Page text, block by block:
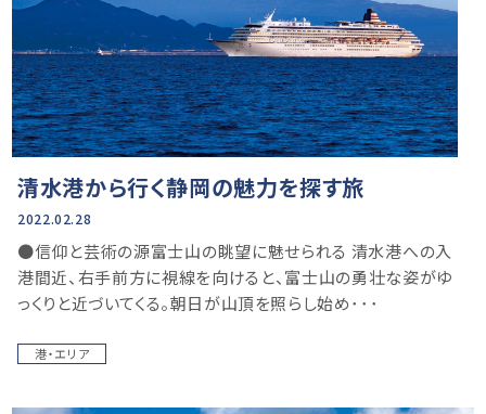
清水港から行く静岡の魅力を探す旅
2022.02.28
●信仰と芸術の源富士山の眺望に魅せられる 清水港への入
港間近、右手前方に視線を向けると、富士山の勇壮な姿がゆ
っくりと近づいてくる。朝日が山頂を照らし始め･･･
港・エリア